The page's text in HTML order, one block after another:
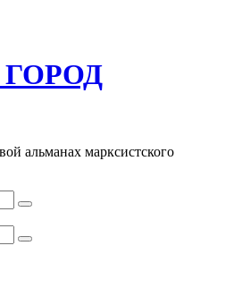
альманах марксистского